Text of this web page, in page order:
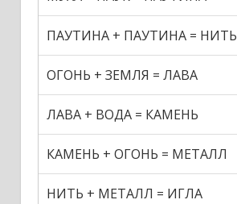
ПАУТИНА + ПАУТИНА = НИТЬ
ОГОНЬ + ЗЕМЛЯ = ЛАВА
ЛАВА + ВОДА = КАМЕНЬ
КАМЕНЬ + ОГОНЬ = МЕТАЛЛ
НИТЬ + МЕТАЛЛ = ИГЛА